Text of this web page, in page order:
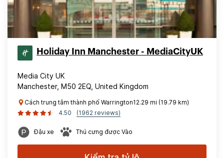
Holiday Inn Manchester - MediaCityUK
Media City UK
Manchester, M50 2EQ, United Kingdom
Cách trung tâm thành phố Warrington12.29 mi (19.79 km)
4.50
(1962 reviews)
Đậu xe Thú cưng được Vào